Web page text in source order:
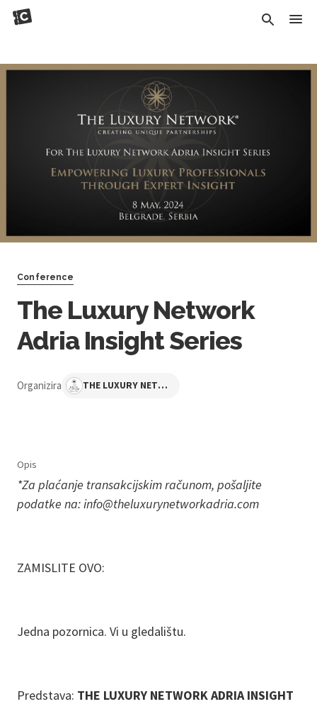
Conference
The Luxury Network
Adria Insight Series
Organizira THE LUXURY NETWORK ADRIA
Opis
*Za plaćanje transakcijskim računom, pošaljite
podatke na: info@theluxurynetworkadria.com
ZAMISLITE OVO:
Jedna pozornica. Vi u gledalištu.
Predstava: THE LUXURY NETWORK ADRIA INSIGHT